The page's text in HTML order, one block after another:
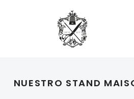
NUESTRO STAND